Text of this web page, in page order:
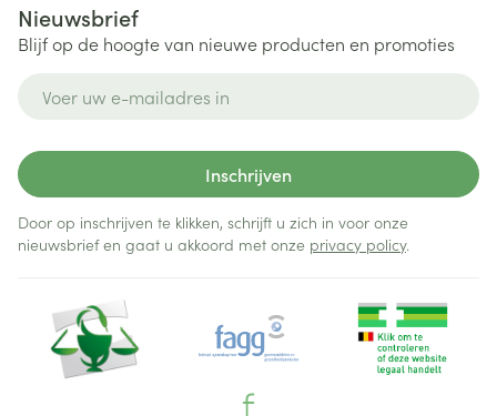
Nieuwsbrief
Blijf op de hoogte van nieuwe producten en promoties
Inschrijven
Door op inschrijven te klikken, schrijft u zich in voor onze
nieuwsbrief en gaat u akkoord met onze privacy policy.